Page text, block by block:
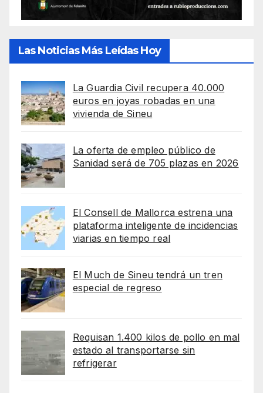
Las Noticias Más Leídas Hoy
La Guardia Civil recupera 40.000
euros en joyas robadas en una
vivienda de Sineu
La oferta de empleo público de
Sanidad será de 705 plazas en 2026
El Consell de Mallorca estrena una
plataforma inteligente de incidencias
viarias en tiempo real
El Much de Sineu tendrá un tren
especial de regreso
Requisan 1.400 kilos de pollo en mal
estado al transportarse sin
refrigerar